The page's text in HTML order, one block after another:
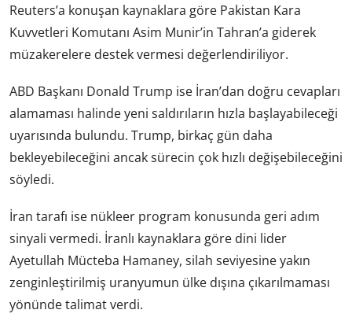
Reuters’a konuşan kaynaklara göre Pakistan Kara
Kuvvetleri Komutanı Asim Munir’in Tahran’a giderek
müzakerelere destek vermesi değerlendiriliyor.
ABD Başkanı Donald Trump ise İran’dan doğru cevapları
alamaması halinde yeni saldırıların hızla başlayabileceği
uyarısında bulundu. Trump, birkaç gün daha
bekleyebileceğini ancak sürecin çok hızlı değişebileceğini
söyledi.
İran tarafı ise nükleer program konusunda geri adım
sinyali vermedi. İranlı kaynaklara göre dini lider
Ayetullah Mücteba Hamaney, silah seviyesine yakın
zenginleştirilmiş uranyumun ülke dışına çıkarılmaması
yönünde talimat verdi.